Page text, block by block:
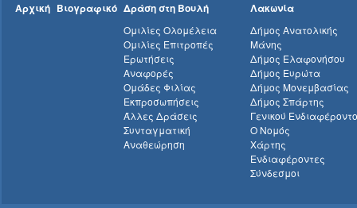
Αρχική Βιογραφικό Δράση στη Βουλή
Ομιλίες Ολομέλεια
Ομιλίες Επιτροπές
Ερωτήσεις
Αναφορές
Ομάδες Φιλίας
Εκπροσωπήσεις
Άλλες Δράσεις
Συνταγματική
Αναθεώρηση
Λακωνία
Δήμος Ανατολικής
Μάνης
Δήμος Ελαφονήσου
Δήμος Ευρώτα
Δήμος Μονεμβασίας
Δήμος Σπάρτης
Γενικού
Ο Νομός
Χάρτης
Ενδιαφέροντες
Σύνδεσμοι